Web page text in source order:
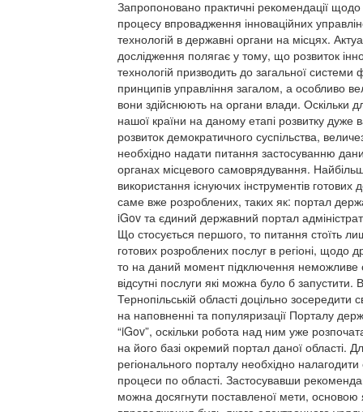
Запропоновано практичні рекомендації
процесу впровадження інноваційних
технологій в державні органи на місцях.
дослідження полягає у тому, що розвиток
технологій призводить до загальної
принципів управління загалом, а особливо
вони здійснюють на органи влади. Оскільки
нашої країни на даному етапі розвитку дуже
розвиток демократичного суспільства,
необхідно надати питання застосуванню
органах місцевого самоврядування.
використання існуючих інструментів готових
саме вже розроблених, таких як: портал
iGov та єдиний державний портал
Що стосується першого, то питання стоїть
готових розроблених послуг в регіоні, щодо
то на даний момент підключення неможливе
відсутні послуги які можна було б запустити. В
Тернопільській області доцільно зосередити
на наповненні та популяризації Порталу
“iGov”, оскільки робота над ним уже
на його базі окремий портал даної області.
регіонального порталу необхідно налагодити
процеси по області. Застосувавши
можна досягнути поставленої мети, основою